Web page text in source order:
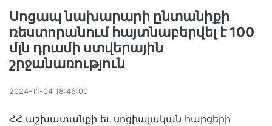
Սոցապ նախարարի ընտանիքի
ռեստորանում հայտնաբերվել է 100
մլն դրամի ստվերային
շրջանառություն
2024-11-04 18:46:00
ՀՀ աշխատանքի եւ սոցիալական հարցերի